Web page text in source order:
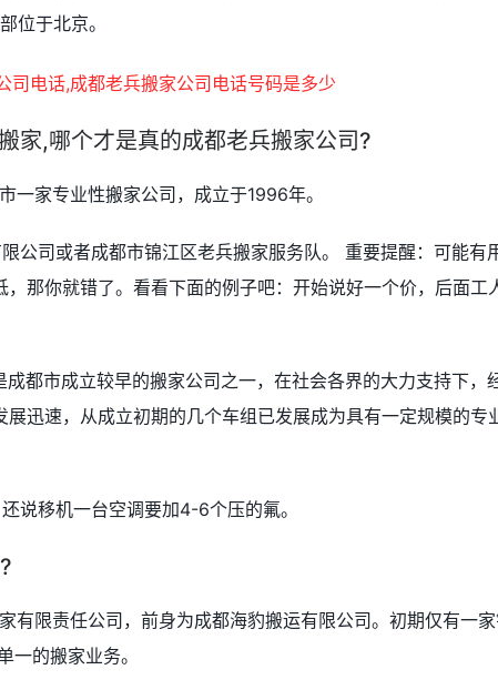
位于北京。
家,哪个才是真的成都老兵搬家公司?
一家专业性搬家公司，成立于1996年。
公司或者成都市锦江区老兵搬家服务队。 重要提醒：可能有
那你就错了。看看下面的例子吧：开始说好一个价，后面工
都市成立较早的搬家公司之一，在社会各界的大力支持下，
迅速，从成立初期的几个车组已发展成为具有一定规模的专
说移机一台空调要加4-6个压的氟。
有限责任公司，前身为成都海豹搬运有限公司。初期仅有一
的搬家业务。